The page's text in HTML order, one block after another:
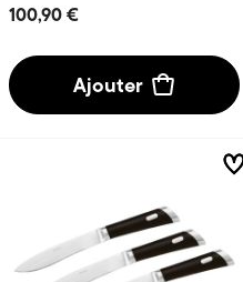
100,90 €
Ajouter